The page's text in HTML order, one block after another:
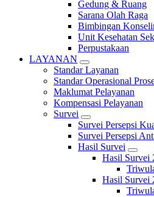
Gedung & Ruang
Sarana Olah Raga
Bimbingan
Unit Kesehatan
Perpustakaan
LAYANAN
Standar Layanan
Standar Operasional
Maklumat Pelayanan
Kompensasi Pelayanan
Survei
Survei Persepsi
Survei Persepsi
Hasil Survei
Hasil Survei
Hasil Survei